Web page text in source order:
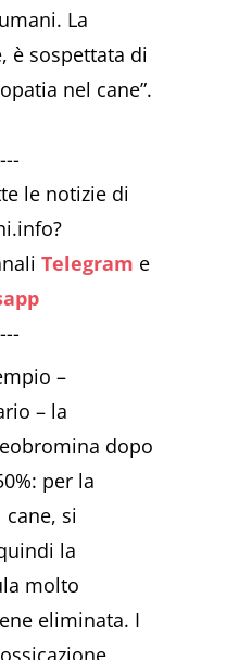
La
è sospettata di
nel cane”.
le notizie di
Telegram e
–
– la
dopo
per la
si
la
molto
eliminata. I